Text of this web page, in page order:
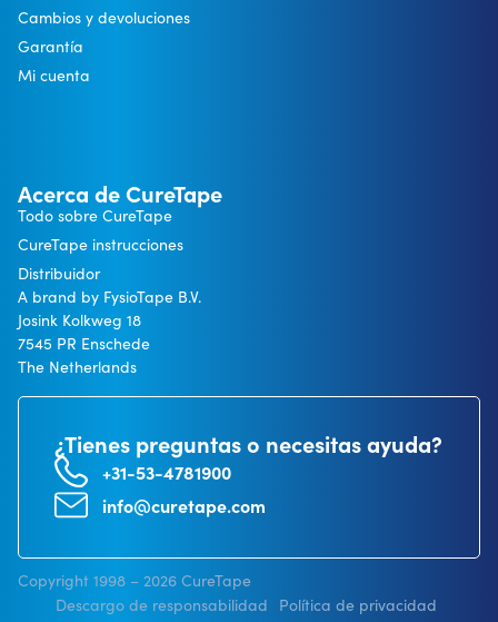
Cambios y devoluciones
Garantía
Mi cuenta
Acerca de CureTape
Todo sobre CureTape
CureTape instrucciones
Distribuidor
A brand by FysioTape B.V.
Josink Kolkweg 18
7545 PR Enschede
The Netherlands
¿Tienes preguntas o necesitas ayuda?
+31-53-4781900
info@curetape.com
Copyright 1998 – 2026 CureTape
Descargo de responsabilidad
Política de privacidad